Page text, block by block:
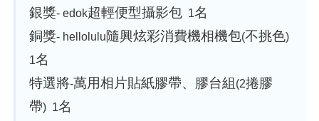
銀獎- edok超輕便型攝影包1名
銅獎- hellolulu隨興炫彩消費機相機包(不挑色)
1名
特選將-萬用相片貼紙膠帶、膠台組(2捲膠
帶) 1名